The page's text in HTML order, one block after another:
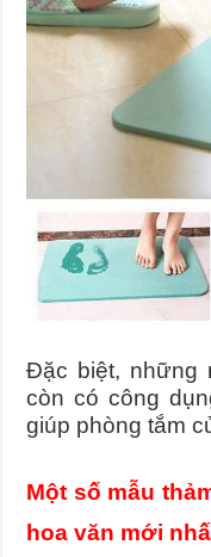
Đặc biệt, những
còn có công
giúp phòng tắm
Một số mẫu
hoa văn mới